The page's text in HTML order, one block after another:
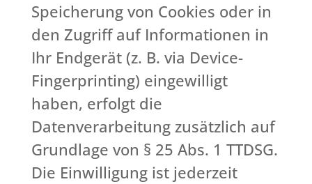
Speicherung von Cookies oder in
den Zugriff auf Informationen in
Ihr Endgerät (z. B. via Device-
Fingerprinting) eingewilligt
haben, erfolgt die
Datenverarbeitung zusätzlich auf
Grundlage von § 25 Abs. 1 TTDSG.
Die Einwilligung ist jederzeit